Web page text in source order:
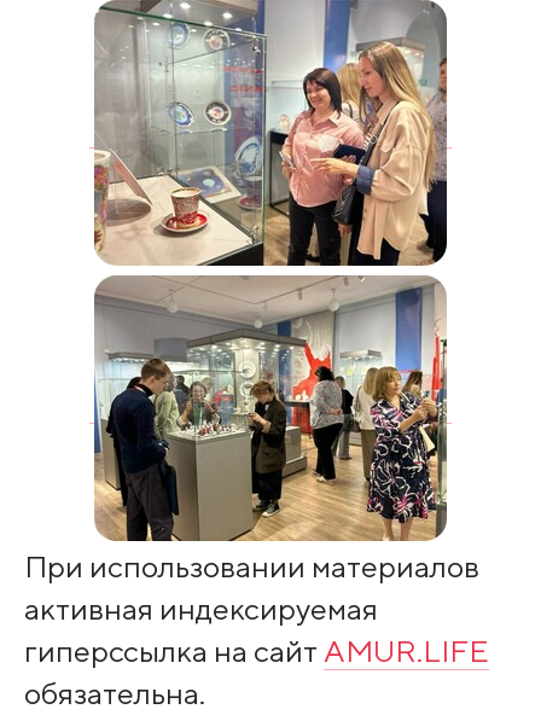
При использовании материалов
активная индексируемая
гиперссылка на сайт AMUR.LIFE
обязательна.